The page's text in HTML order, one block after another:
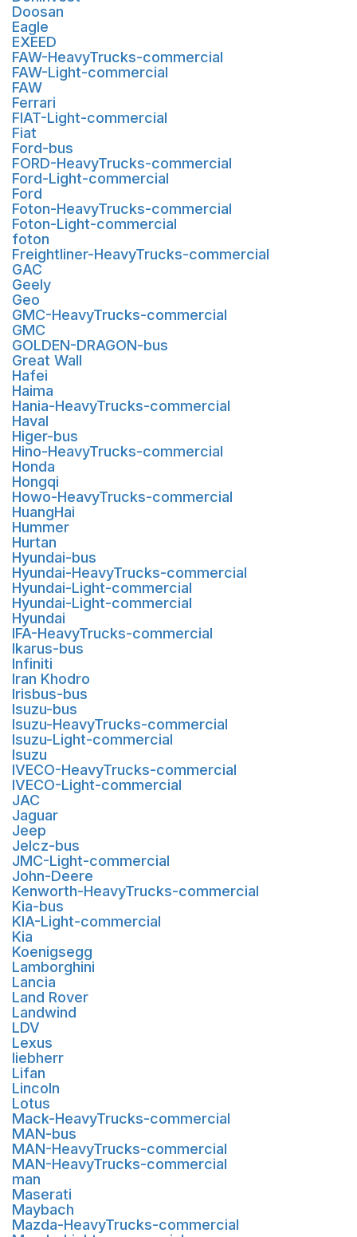
Doosan
Eagle
EXEED
FAW-HeavyTrucks-commercial
FAW-Light-commercial
FAW
Ferrari
FIAT-Light-commercial
Fiat
Ford-bus
FORD-HeavyTrucks-commercial
Ford-Light-commercial
Ford
Foton-HeavyTrucks-commercial
Foton-Light-commercial
foton
Freightliner-HeavyTrucks-commercial
GAC
Geely
Geo
GMC-HeavyTrucks-commercial
GMC
GOLDEN-DRAGON-bus
Great Wall
Hafei
Haima
Hania-HeavyTrucks-commercial
Haval
Higer-bus
Hino-HeavyTrucks-commercial
Honda
Hongqi
Howo-HeavyTrucks-commercial
HuangHai
Hummer
Hurtan
Hyundai-bus
Hyundai-HeavyTrucks-commercial
Hyundai-Light-commercial
Hyundai-Light-commercial
Hyundai
IFA-HeavyTrucks-commercial
Ikarus-bus
Infiniti
Iran Khodro
Irisbus-bus
Isuzu-bus
Isuzu-HeavyTrucks-commercial
Isuzu-Light-commercial
Isuzu
IVECO-HeavyTrucks-commercial
IVECO-Light-commercial
JAC
Jaguar
Jeep
Jelcz-bus
JMC-Light-commercial
John-Deere
Kenworth-HeavyTrucks-commercial
Kia-bus
KIA-Light-commercial
Kia
Koenigsegg
Lamborghini
Lancia
Land Rover
Landwind
LDV
Lexus
liebherr
Lifan
Lincoln
Lotus
Mack-HeavyTrucks-commercial
MAN-bus
MAN-HeavyTrucks-commercial
MAN-HeavyTrucks-commercial
man
Maserati
Maybach
Mazda-HeavyTrucks-commercial